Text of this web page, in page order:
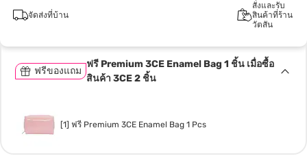
จัดส่งที่บ้าน
สั่งและรับ
สินค้าที่ร้าน
วัตสัน
ฟรีของแถม
ฟรี Premium 3CE Enamel Bag 1 ชิ้น เมื่อซื้อ
สินค้า 3CE 2 ชิ้น
[1] ฟรี Premium 3CE Enamel Bag 1 Pcs